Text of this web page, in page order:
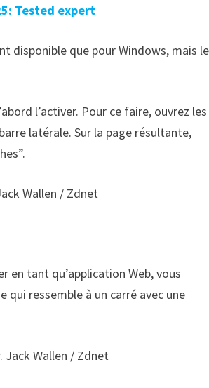
Tested expert
disponible que pour Windows, mais
l’activer. Pour ce faire, ouvrez les
latérale. Sur la page résultante,
Wallen / Zdnet
en tant qu’application Web, vous
qui ressemble à un carré avec une
Jack Wallen / Zdnet